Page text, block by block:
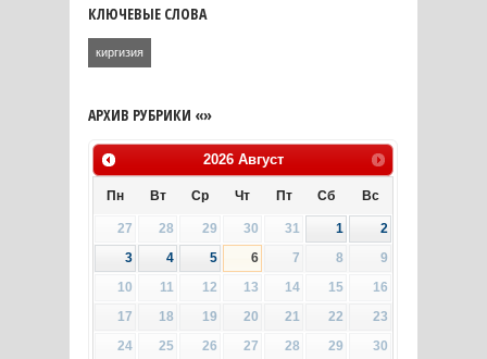
КЛЮЧЕВЫЕ СЛОВА
киргизия
АРХИВ РУБРИКИ «»
2026 Август
Пн Вт Ср Чт Пт Сб Вс
27 28 29 30 31 1
2
3
4 5 6 7 8
9
10
11 12 13 14 15
16
17
18 19 20 21 22
23
24
25 26 27 28 29
30